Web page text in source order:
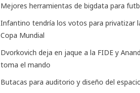
Mejores herramientas de bigdata para
Infantino tendría los votos para privatizar
Copa Mundial
Dvorkovich deja en jaque a la FIDE y Anand
toma el mando
Butacas para auditorio y diseño del